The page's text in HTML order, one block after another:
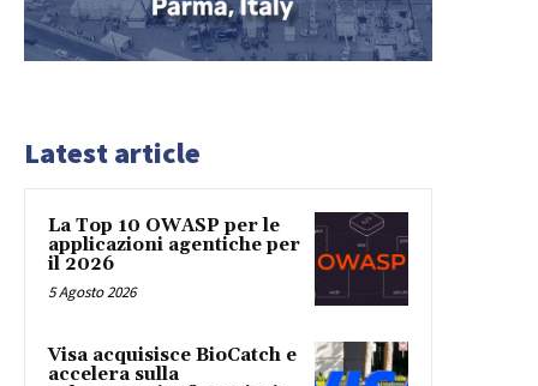
Latest article
La Top 10 OWASP per le
applicazioni agentiche per
il 2026
5 Agosto 2026
Visa acquisisce BioCatch e
accelera sulla